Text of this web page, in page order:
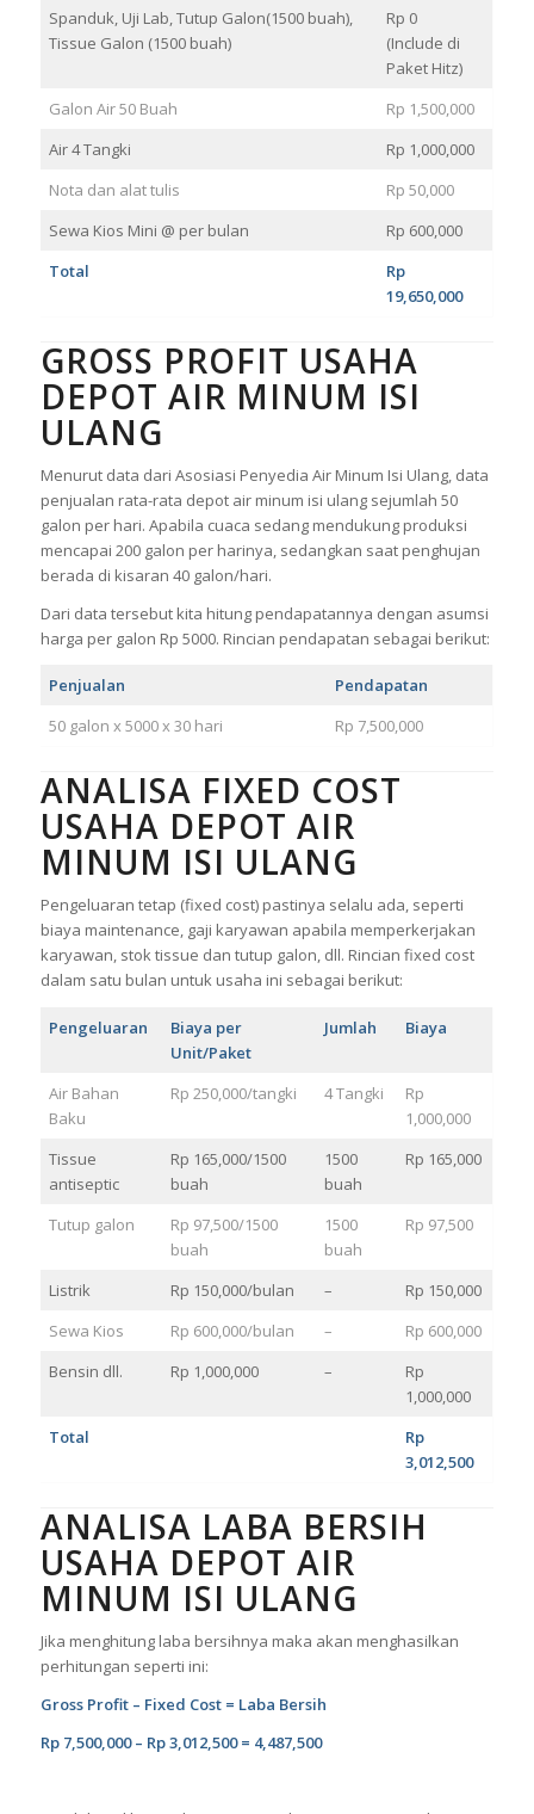
Spanduk, Uji Lab, Tutup Galon(1500 buah),
Tissue Galon (1500 buah)
Rp 0
(Include di
Paket Hitz)
Galon Air 50 Buah
Rp 1,500,000
Air 4 Tangki
Rp 1,000,000
Nota dan alat tulis
Rp 50,000
Sewa Kios Mini @ per bulan
Rp 600,000
Total
Rp
19,650,000
GROSS PROFIT USAHA
DEPOT AIR MINUM ISI
ULANG
Menurut data dari Asosiasi Penyedia Air Minum Isi Ulang, data
penjualan rata-rata depot air minum isi ulang sejumlah 50
galon per hari. Apabila cuaca sedang mendukung produksi
mencapai 200 galon per harinya, sedangkan saat penghujan
berada di kisaran 40 galon/hari.
Dari data tersebut kita hitung pendapatannya dengan asumsi
harga per galon Rp 5000. Rincian pendapatan sebagai berikut:
Penjualan
Pendapatan
50 galon x 5000 x 30 hari
Rp 7,500,000
ANALISA FIXED COST
USAHA DEPOT AIR
MINUM ISI ULANG
Pengeluaran tetap (fixed cost) pastinya selalu ada, seperti
biaya maintenance, gaji karyawan apabila memperkerjakan
karyawan, stok tissue dan tutup galon, dll. Rincian fixed cost
dalam satu bulan untuk usaha ini sebagai berikut:
Pengeluaran
Biaya per
Unit/Paket
Jumlah Biaya
Air Bahan
Baku
Rp 250,000/tangki 4 Tangki
Rp
1,000,000
Tissue
antiseptic
Rp 165,000/1500
buah
1500
buah
Rp 165,000
Tutup galon
Rp 97,500/1500
buah
1500
buah
Rp 97,500
Listrik Rp 150,000/bulan –
Rp 150,000
Sewa Kios
Rp 600,000/bulan –
Rp 600,000
Bensin dll.
Rp 1,000,000 –
Rp
1,000,000
Total
Rp
3,012,500
ANALISA LABA BERSIH
USAHA DEPOT AIR
MINUM ISI ULANG
Jika menghitung laba bersihnya maka akan menghasilkan
perhitungan seperti ini:
Gross Profit – Fixed Cost = Laba Bersih
Rp 7,500,000 – Rp 3,012,500 = 4,487,500